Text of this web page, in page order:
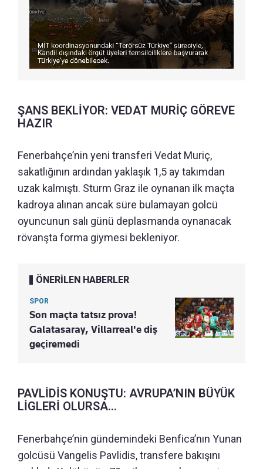
ŞANS BEKLİYOR: VEDAT MURİÇ GÖREVE
HAZIR
Fenerbahçe’nin yeni transferi Vedat Muriç,
sakatlığının ardından yaklaşık 1,5 ay takımdan
uzak kalmıştı. Sturm Graz ile oynanan ilk maçta
kadroya alınan ancak süre bulamayan golcü
oyuncunun salı günü deplasmanda oynanacak
rövanşta forma giymesi bekleniyor.
ÖNERİLEN HABERLER
SPOR
Son maçta tatsız prova!
Galatasaray, Villarreal'e diş
geçiremedi
PAVLİDİS KONUŞTU: AVRUPA’NIN BÜYÜK
LİGLERİ OLURSA...
Fenerbahçe’nin gündemindeki Benfica’nın Yunan
golcüsü Vangelis Pavlidis, transfere bakışını